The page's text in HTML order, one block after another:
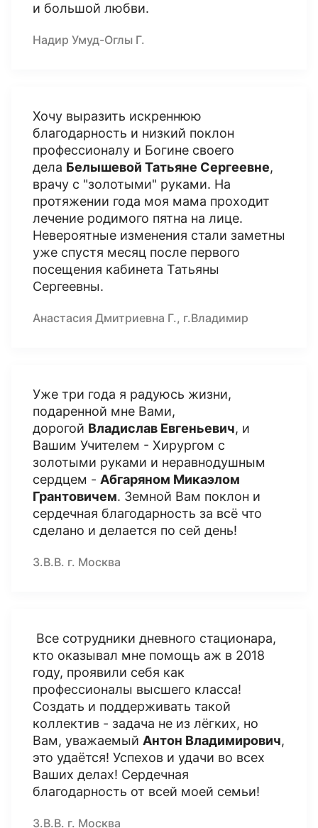
и большой любви.
Надир Умуд-Оглы Г.
Хочу выразить искреннюю
благодарность и низкий поклон
профессионалу и Богине своего
дела Белышевой Татьяне Сергеевне,
врачу с "золотыми" руками. На
протяжении года моя мама проходит
лечение родимого пятна на лице.
Невероятные изменения стали заметны
уже спустя месяц после первого
посещения кабинета Татьяны
Сергеевны.
Анастасия Дмитриевна Г., г.Владимир
Уже три года я радуюсь жизни,
подаренной мне Вами,
дорогой Владислав Евгеньевич, и
Вашим Учителем - Хирургом с
золотыми руками и неравнодушным
сердцем - Абгаряном Микаэлом
Грантовичем. Земной Вам поклон и
сердечная благодарность за всё что
сделано и делается по сей день!
З.В.В. г. Москва
Все сотрудники дневного стационара,
кто оказывал мне помощь аж в 2018
году, проявили себя как
профессионалы высшего класса!
Создать и поддерживать такой
коллектив - задача не из лёгких, но
Вам, уважаемый Антон Владимирович,
это удаётся! Успехов и удачи во всех
Ваших делах! Сердечная
благодарность от всей моей семьи!
З.В.В. г. Москва